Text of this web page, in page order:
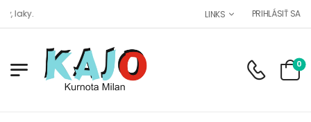
laky. LINKS PRIHLÁSIŤ SA
0